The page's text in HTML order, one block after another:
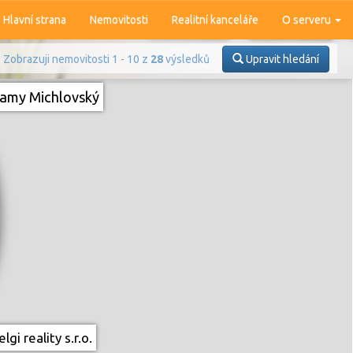
Hlavní strana Nemovitosti Realitní kanceláře O serveru
Zobrazuji nemovitosti 1 - 10 z 28výsledků Upravit hledání
Michlovský
reality s.r.o.